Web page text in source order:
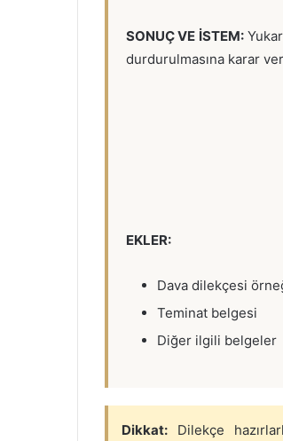
SONUÇ VE İSTEM:
durdurulmasına karar
EKLER:
Dava dilekçesi
Teminat belgesi
Diğer ilgili belgeler
Dikkat: Dilekçe